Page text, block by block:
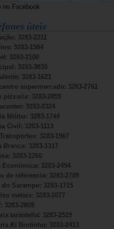
no Facebook
úteis
3283-2211
3283-1584
3283-2100
3283-3835
3283-1621
supermercado: 3283-2761
pizzaria: 3283-2855
3283-0324
Militar: 3283-1744
Civil: 3283-1113
3283-1967
Branca: 3283-1317
3283-1260
Econômica: 3283-2454
de referencia: 3283-2789
do Sarampo: 3283-1715
metais: 3283-2077
3283-2809
tarantella: 3283-2529
Ki Brotinho: 3283-2413